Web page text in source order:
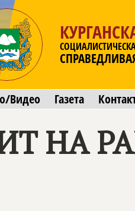
Видео Газета
НА